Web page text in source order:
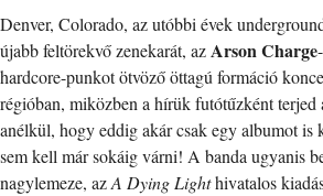
Denver, Colorado, az utóbbi évek
újabb feltörekvő zenekarát, azArson Charge
hardcore-punkot ötvöző öttagú formáció
régióban, miközben a hírük futótűzként terjed
anélkül, hogy eddig akár csak egy albumot
sem kell már sokáig várni! A banda ugyanis
nagylemeze, azA Dying Lighthivatalos